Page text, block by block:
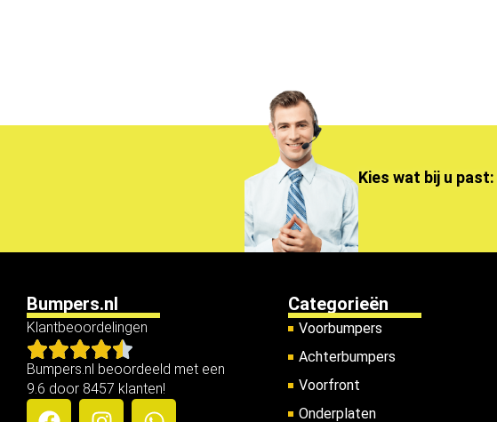
Kies wat bij u
Bumpers.nl
Klantbeoordelingen
Bumpers.nl beoordeeld met een
9.6 door 8457 klanten!
Categorieën
Voorbumpers
Achterbumpers
Voorfront
Onderplaten